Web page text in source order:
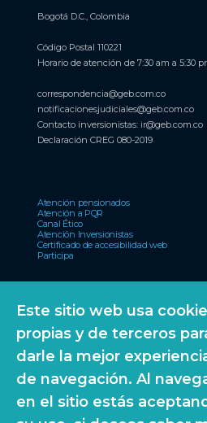
Bogotá D.C., Colombia
Código Postal 110221
Horario de atención de 7:30 am a 5:30
correspondencia@geb.com.co
notificacionesjudiciales@geb.com.co
Contacto inversionistas: ir@geb.com.co
Declaración CREG 080-2019
Atención pensionados
Atención a PQR
Canal Ético
Atención Inversionistas
Certificado de accesibilidad web
Participa
El Reconocimiento Emisores – IR
Colombia S.A., no es una certificación
ni sobre la solvencia del emisor”.
© 2026 Grupo Energía
Este sitio web usa
propias y de terceros
darle la mejor
de navegación. Al
en el sitio estás